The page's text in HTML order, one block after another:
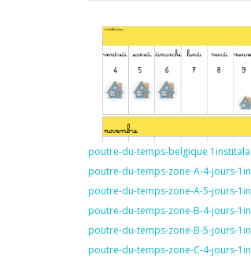
poutre-du-temps-belgique
poutre-du-temps-zone-A-4-jours-
poutre-du-temps-zone-A-5-jours-
poutre-du-temps-zone-B-4-jours-
poutre-du-temps-zone-B-5-jours-
poutre-du-temps-zone-C-4-jours-